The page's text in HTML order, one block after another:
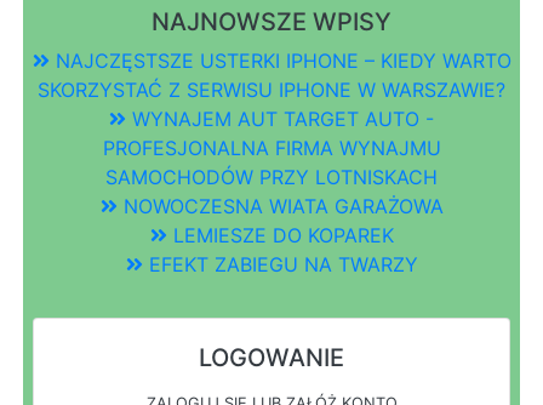
NAJNOWSZE WPISY
NAJCZĘSTSZE USTERKI IPHONE – KIEDY WARTO
SKORZYSTAĆ Z SERWISU IPHONE W WARSZAWIE?
WYNAJEM AUT TARGET AUTO -
PROFESJONALNA FIRMA WYNAJMU
SAMOCHODÓW PRZY LOTNISKACH
NOWOCZESNA WIATA GARAŻOWA
LEMIESZE DO KOPAREK
EFEKT ZABIEGU NA TWARZY
LOGOWANIE